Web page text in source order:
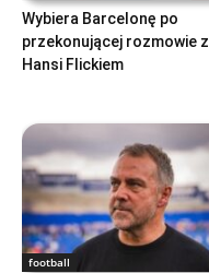
Wybiera Barcelonę po
przekonującej rozmowie z
Hansi Flickiem
football